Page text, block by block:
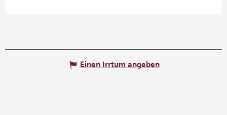
Einen Irrtum angeben